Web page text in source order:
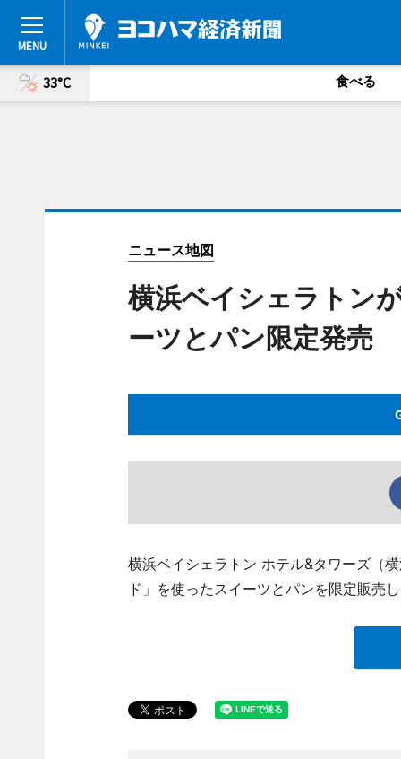
33°C 食べる
ニュース地図
横浜ベイシェラトン
ーツとパン限定発売
横浜ベイシェラトン ホテル&タワーズ（
ド」を使ったスイーツとパンを限定販売